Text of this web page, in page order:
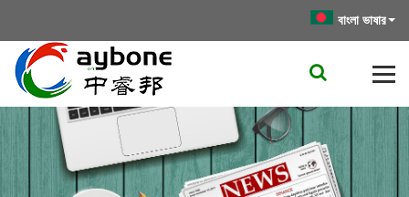
বাংলা ভাষার